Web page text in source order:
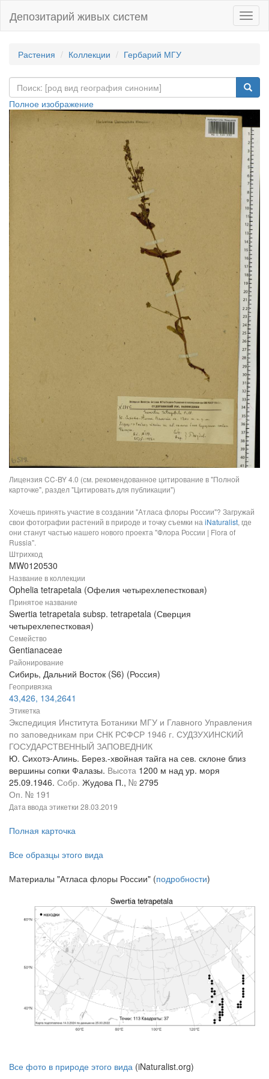
Депозитарий живых систем
Растения Коллекции Гербарий МГУ
Полное изображение
Лицензия CC-BY 4.0 (см. рекомендованное цитирование в "Полной
карточке", раздел "Цитировать для публикации")
Хочешь принять участие в создании "Атласа флоры России"? Загружай
свои фотографии растений в природе и точку съемки на iNaturalist, где
они станут частью нашего нового проекта "Флора России | Flora of
Russia".
Штрихкод
MW0120530
Название в коллекции
Ophelia tetrapetala (Офелия четырехлепестковая)
Принятое название
Swertia tetrapetala subsp. tetrapetala (Сверция
четырехлепестковая)
Семейство
Gentianaceae
Районирование
Сибирь, Дальний Восток (S6) (Россия)
Геопривязка
43,426, 134,2641
Этикетка
Экспедиция Института Ботаники МГУ и Главного Управления
по заповедникам при СНК РСФСР 1946 г. СУДЗУХИНСКИЙ
ГОСУДАРСТВЕННЫЙ ЗАПОВЕДНИК
Ю. Сихотэ-Алинь. Берез.-хвойная тайга на сев. склоне близ
вершины сопки Фалазы. Высота 1200 м над ур. моря
25.09.1946. Собр. Жудова П., № 2795
Оп. № 191
Дата ввода этикетки 28.03.2019
Полная карточка
Все образцы этого вида
Материалы "Атласа флоры России" (подробности)
Все фото в природе этого вида (iNaturalist.org)